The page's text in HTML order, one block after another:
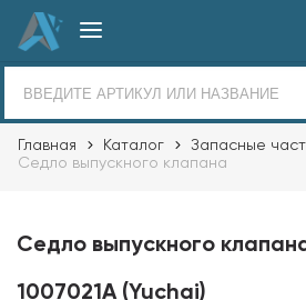
Главная Каталог
Запасные
Седло выпускного клапана
Седло выпускного
1007021A (Yuchai)